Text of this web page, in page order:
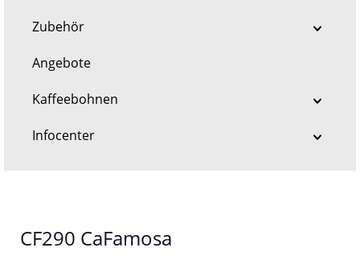
Zubehör
Angebote
Kaffeebohnen
Infocenter
CF290 CaFamosa